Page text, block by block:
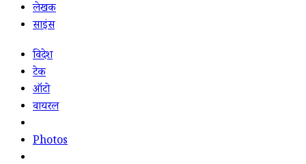
लेखक
साइंस
विदेश
टेक
ऑटो
वायरल
Photos